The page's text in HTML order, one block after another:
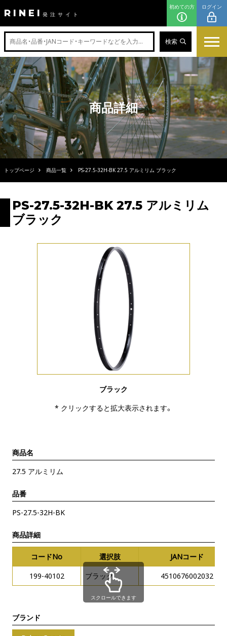
RINEI 発注サイト
初めての方 ログイン
検索
商品詳細
トップページ 商品一覧 PS-27.5-32H-BK 27.5 アルミリム ブラック
PS-27.5-32H-BK 27.5 アルミリム
ブラック
ブラック
* クリックすると拡大表示されます。
商品名
27.5 アルミリム
品番
PS-27.5-32H-BK
商品詳細
コードNo 選択肢
JANコード
199-40102
ブラック 4510676002032
スクロールできます
ブランド